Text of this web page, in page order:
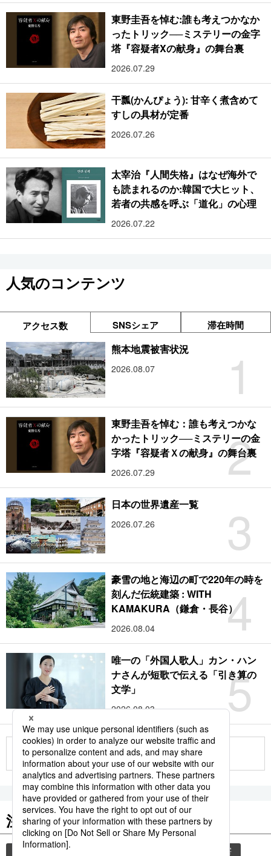
東野圭吾を悼む:誰も考えつかなか
ったトリック──ミステリーの金字
塔『容疑者Xの献身』の舞台裏
2026.07.29
干瓢(かんぴょう): 甘辛く煮含めて
すしの具材が定番
2026.07.26
太宰治『人間失格』はなぜ海外で
も読まれるのか:韓国で大ヒット、
若者の共感を呼ぶ「道化」の心理
2026.07.22
人気のコンテンツ
アクセス数 SNSシェア 滞在時間
1
熊本地震被害状況
2026.08.07
2
東野圭吾を悼む：誰も考えつかな
かったトリック──ミステリーの金
字塔『容疑者Ｘの献身』の舞台裏
2026.07.29
3
日本の世界遺産一覧
2026.07.26
4
豪雪の地と海辺の町で220年の時を
刻んだ伝統建築 : WITH
KAMAKURA（鎌倉・長谷）
2026.08.04
5
唯一の「外国人歌人」カン・ハン
ナさんが短歌で伝える「引き算の
文学」
2026.08.03
もっと見る
注目のキーワード
共同通信ニュース 災害